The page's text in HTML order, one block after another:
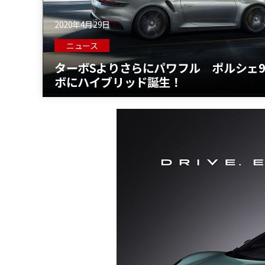
2020年4月29日
ニュース
ターボSよりさらにパワフル ポルシェ
ボにハイブリッド誕生！